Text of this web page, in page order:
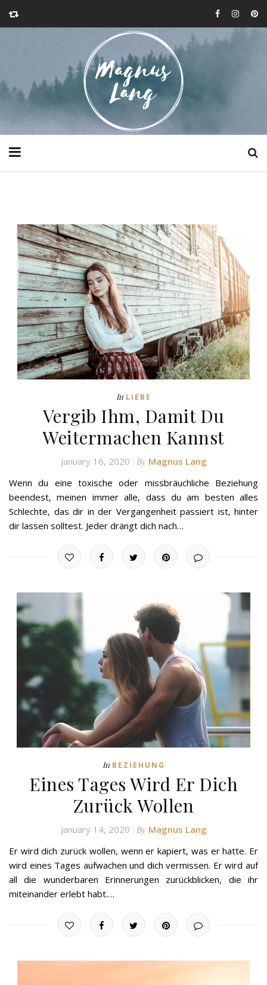
In LIEBE
Vergib Ihm, Damit Du
Weitermachen Kannst
January 16, 2020 By Magnus Lang
Wenn du eine toxische oder missbräuchliche Beziehung
beendest, meinen immer alle, dass du am besten alles
Schlechte, das dir in der Vergangenheit passiert ist, hinter
dir lassen solltest. Jeder drängt dich nach…
In BEZIEHUNG
Eines Tages Wird Er Dich
Zurück Wollen
January 14, 2020 By Magnus Lang
Er wird dich zurück wollen, wenn er kapiert, was er hatte. Er
wird eines Tages aufwachen und dich vermissen. Er wird auf
all die wunderbaren Erinnerungen zurückblicken, die ihr
miteinander erlebt habt.…